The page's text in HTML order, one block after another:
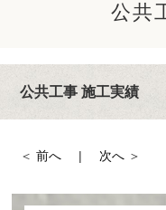
公共
公共工事 施工実績
前へ 次へ